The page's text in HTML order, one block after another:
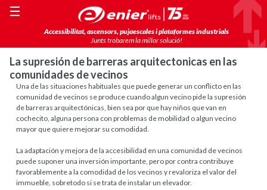
Accessibilitat, ascensors, pujaescales i plataformes industrials
Junts trobarem la millor solució!
☰
La supresión de barreras arquitectonicas en las
comunidades de vecinos
Una de las situaciones habituales que puede generar un conflicto en las
comunidad de vecinos se produce cuando algun vecino pide la supresión
de barreras arquitectónicas, bien sea por que hay niños que van en
cochecito, alguna persona con problemas de mobilidad o algun vecino
mayor que quiere mejorar su comodidad.
La adaptación y mejora de la accesibilidad en una comunidad de vecinos
puede suponer una inversión importante, pero por contra contribuye
favorablemente a la comodidad de los vecinos y revaloriza el valor del
immueble, sobretodo si se trata de instalar un elevador.